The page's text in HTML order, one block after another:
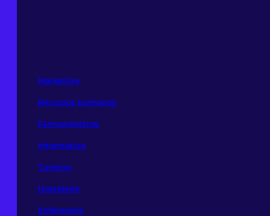
Marketing
Recursos humanos
Farmacéuticos
Informática
Turismo
Hostelería
Enfermería